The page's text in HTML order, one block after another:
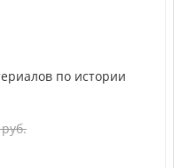
по истории